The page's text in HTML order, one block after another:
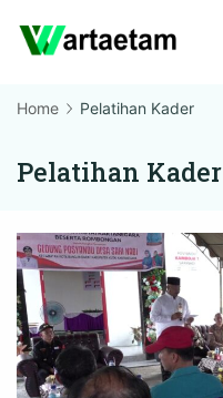
Home Pelatihan Kader
Pelatihan Kader